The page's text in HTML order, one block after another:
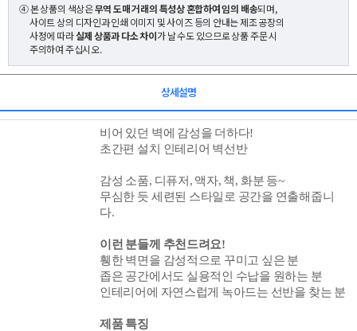
④ 본 상품의 색상은무역 도매 거래의 특성상 혼합하여 임의 배송되며,
사이트 상의 디자인과 인쇄 이미지 및 사이즈 등의 안내는 제조 공장의
사정에 따라실제 상품과 다소 차이가 날 수도 있으므로 상품 주문 시
주의하여 주십시오.
상세설명
비어 있던 벽에 감성을 더하다!
초간편 설치 인테리어 벽선반
감성 소품, 디퓨저, 액자, 책, 화분 등~
무심한 듯 세련된 스타일로 공간을 연출해줍니
다.
이런 분들께 추천드려요!
휑한 벽면을 감성적으로 꾸미고 싶은 분
좁은 공간에서도 실용적인 수납을 원하는 분
인테리어에 자연스럽게 녹아드는 선반을 찾는 분
제품 특징